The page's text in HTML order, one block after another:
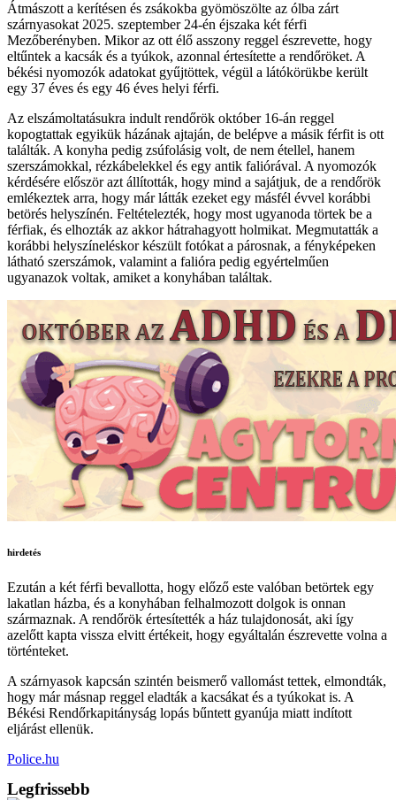
Átmászott a kerítésen és zsákokba gyömöszölte az ólba zárt
szárnyasokat 2025. szeptember 24-én éjszaka két férfi
Mezőberényben. Mikor az ott élő asszony reggel észrevette, hogy
eltűntek a kacsák és a tyúkok, azonnal értesítette a rendőröket. A
békési nyomozók adatokat gyűjtöttek, végül a látókörükbe került
egy 37 éves és egy 46 éves helyi férfi.
Az elszámoltatásukra indult rendőrök október 16-án reggel
kopogtattak egyikük házának ajtaján, de belépve a másik férfit is ott
találták. A konyha pedig zsúfolásig volt, de nem étellel, hanem
szerszámokkal, rézkábelekkel és egy antik faliórával. A nyomozók
kérdésére először azt állították, hogy mind a sajátjuk, de a rendőrök
emlékeztek arra, hogy már látták ezeket egy másfél évvel korábbi
betörés helyszínén. Feltételezték, hogy most ugyanoda törtek be a
férfiak, és elhozták az akkor hátrahagyott holmikat. Megmutatták a
korábbi helyszíneléskor készült fotókat a párosnak, a fényképeken
látható szerszámok, valamint a falióra pedig egyértelműen
ugyanazok voltak, amiket a konyhában találtak.
hirdetés
Ezután a két férfi bevallotta, hogy előző este valóban betörtek egy
lakatlan házba, és a konyhában felhalmozott dolgok is onnan
származnak. A rendőrök értesítették a ház tulajdonosát, aki így
azelőtt kapta vissza elvitt értékeit, hogy egyáltalán észrevette volna a
történteket.
A szárnyasok kapcsán szintén beismerő vallomást tettek, elmondták,
hogy már másnap reggel eladták a kacsákat és a tyúkokat is. A
Békési Rendőrkapitányság lopás bűntett gyanúja miatt indított
eljárást ellenük.
Police.hu
Legfrissebb